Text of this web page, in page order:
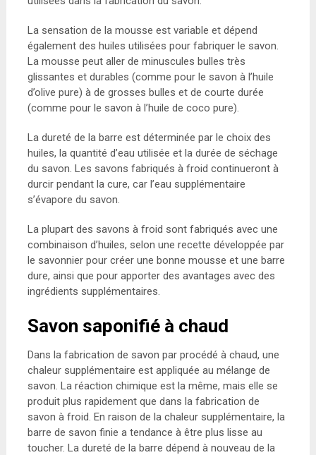
La sensation de la mousse est variable et dépend
également des huiles utilisées pour fabriquer le savon.
La mousse peut aller de minuscules bulles très
glissantes et durables (comme pour le savon à l’huile
d’olive pure) à de grosses bulles et de courte durée
(comme pour le savon à l’huile de coco pure).
La dureté de la barre est déterminée par le choix des
huiles, la quantité d’eau utilisée et la durée de séchage
du savon. Les savons fabriqués à froid continueront à
durcir pendant la cure, car l’eau supplémentaire
s’évapore du savon.
La plupart des savons à froid sont fabriqués avec une
combinaison d’huiles, selon une recette développée par
le savonnier pour créer une bonne mousse et une barre
dure, ainsi que pour apporter des avantages avec des
ingrédients supplémentaires.
Savon saponifié à chaud
Dans la fabrication de savon par procédé à chaud, une
chaleur supplémentaire est appliquée au mélange de
savon. La réaction chimique est la même, mais elle se
produit plus rapidement que dans la fabrication de
savon à froid. En raison de la chaleur supplémentaire, la
barre de savon finie a tendance à être plus lisse au
toucher. La dureté de la barre dépend à nouveau de la